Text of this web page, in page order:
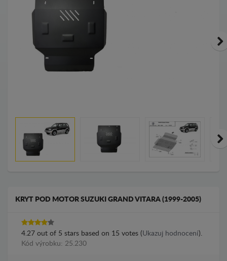
KRYT POD MOTOR SUZUKI GRAND VITARA (1999-2005)
4.27 out of 5 stars based on 15 votes (Ukazuj hodnocení).
Kód výrobku: 25.230